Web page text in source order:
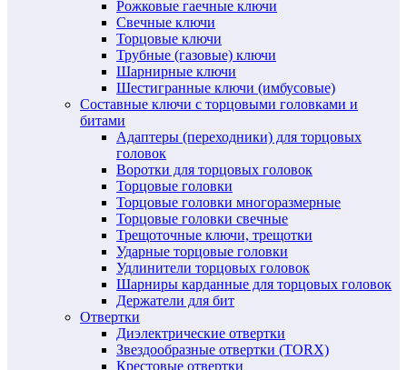
Рожковые гаечные ключи
Свечные ключи
Торцовые ключи
Трубные (газовые) ключи
Шарнирные ключи
Шестигранные ключи (имбусовые)
Составные ключи с торцовыми головками и
битами
Адаптеры (переходники) для торцовых
головок
Воротки для торцовых головок
Торцовые головки
Торцовые головки многоразмерные
Торцовые головки свечные
Трещоточные ключи, трещотки
Ударные торцовые головки
Удлинители торцовых головок
Шарниры карданные для торцовых головок
Держатели для бит
Отвертки
Диэлектрические отвертки
Звездообразные отвертки (TORX)
Крестовые отвертки